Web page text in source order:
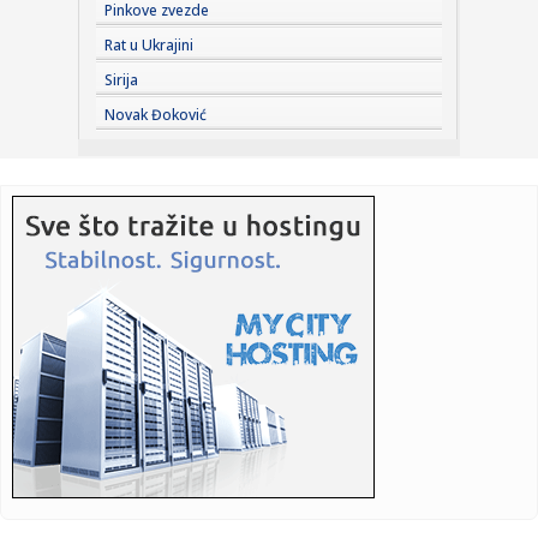
23:21:Krvoproliće u Gracu: Turčin izbo muškarca iz BiH i još
dvojic...
23:21:Španija od subote uvodi kontrole za putnike iz Italije: Evo
šta...
23:21: Ako vam nije do vježbanja, ova dvominutna aktivnost može
biti o...
23:21:
23:21:U Zvorniku nastupali guslari iz Srbije, Crne Gore i Republike
Srp...
23:21:Burna noć u Vitezu i Novom Travniku: Eksplozivna naprava
bačena...
23:21:Godišnja inflacija u Grčkoj usporila na 3,4 odsto u julu,
najni...
Pinkove zvezde
Rat u Ukrajini
Sirija
Novak Đoković